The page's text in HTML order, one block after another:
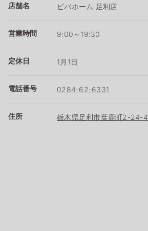
店舗名 ビバホーム 足利店
営業時間 9:00～19:30
定休日 1月1日
電話番号 0284-62-6331
住所 栃木県足利市葉鹿町2-24-4